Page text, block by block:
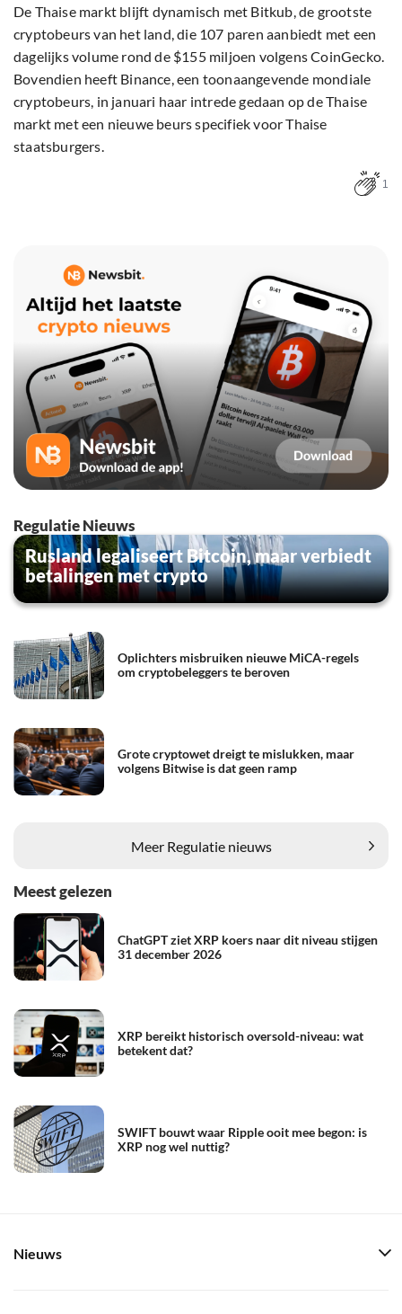
De Thaise markt blijft dynamisch met Bitkub, de grootste
cryptobeurs van het land, die 107 paren aanbiedt met een
dagelijks volume rond de $155 miljoen volgens CoinGecko.
Bovendien heeft Binance, een toonaangevende mondiale
cryptobeurs, in januari haar intrede gedaan op de Thaise
markt met een nieuwe beurs specifiek voor Thaise
staatsburgers.
1
Regulatie Nieuws
Rusland legaliseert Bitcoin, maar verbiedt
betalingen met crypto
Oplichters misbruiken nieuwe MiCA-regels
om cryptobeleggers te beroven
Grote cryptowet dreigt te mislukken, maar
volgens Bitwise is dat geen ramp
Meer Regulatie nieuws
Meest gelezen
ChatGPT ziet XRP koers naar dit niveau stijgen
31 december 2026
XRP bereikt historisch oversold-niveau: wat
betekent dat?
SWIFT bouwt waar Ripple ooit mee begon: is
XRP nog wel nuttig?
Nieuws